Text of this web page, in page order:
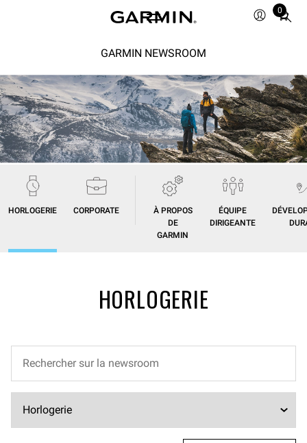
0
Total
0
GARMIN NEWSROOM
HORLOGERIE CORPORATE
À PROPOS
DE
GARMIN
ÉQUIPE
DIRIGEANTE
HORLOGERIE